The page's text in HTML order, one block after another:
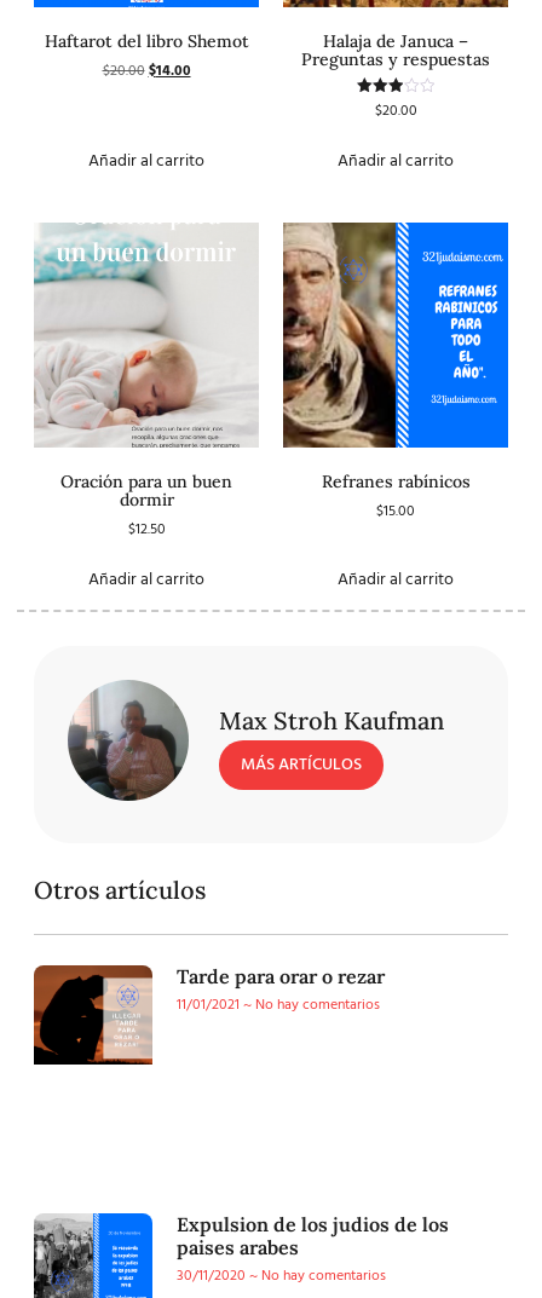
Haftarot del libro Shemot
$20.00$14.00
Añadir al carrito
Halaja de Januca –
Preguntas y respuestas
Valorado
con
$20.00
Añadir al carrito
Oración para un buen
dormir
$12.50
Añadir al carrito
Refranes rabínicos
$15.00
Añadir al carrito
Max Stroh Kaufman
MÁS ARTÍCULOS
Otros artículos
Tarde para orar o rezar
11/01/2021
No hay comentarios
Expulsion de los judios de los
paises arabes
30/11/2020
No hay comentarios